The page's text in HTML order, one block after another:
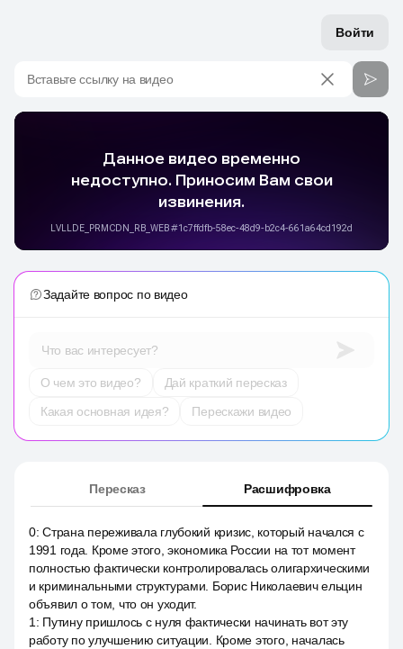
Войти
Вставьте ссылку на видео
Задайте вопрос по видео
Что вас интересует?
О чем это видео?
Дай краткий пересказ
Какая основная идея?
Перескажи видео
Пересказ Расшифровка
0:Страна переживала глубокий кризис, который начался с
1991 года. Кроме этого, экономика России на тот момент
полностью фактически контролировалась олигархическими
и криминальными структурами. Борис Николаевич ельцин
объявил о том, что он уходит.
1 : Путину пришлось с нуля фактически начинать вот эту
работу по улучшению ситуации. Кроме этого, началась